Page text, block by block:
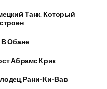
Танк, Который
В Обане
Абрамс Крик
Рани-Ки-Вав